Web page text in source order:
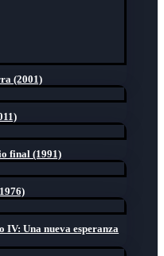
(2001)
final (1991)
IV: Una nueva esperanza